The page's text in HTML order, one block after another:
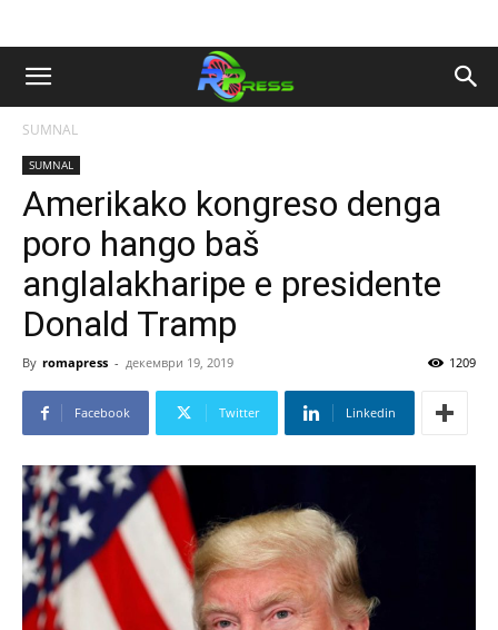
SUMNAL
SUMNAL
Amerikako kongreso denga
poro hango baš
anglalakharipe e presidente
Donald Tramp
By romapress - декември 19, 2019 1209
Facebook Twitter Linkedin